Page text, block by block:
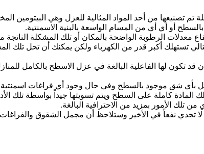
تصنيعها من أحد المواد المثالية للعزل وهي البيتومين
أو أي أي من المسام الواسعة بالبنية الاسمنتية.
الرطوبة الواضحة بالمكان أو تلك المشكلة
تستهلك أكبر قدر من الكهرباء ولكن يمكنك أن تحل تلك
قد تكون لها الفاعلية البالغة في عزل الاسطح بالكامل
بأي شق موجود بالسطح وفي حال وجود أي فراغات اسمنتية
المادة كاملة على السطح ويتم تسويتها جيداً بواسطة تلك
تلك الأمور بمزيد من الاحترافية البالغة.
تجدي نفعاً في الأخير وستلاحظ أن مجمل الشقوق